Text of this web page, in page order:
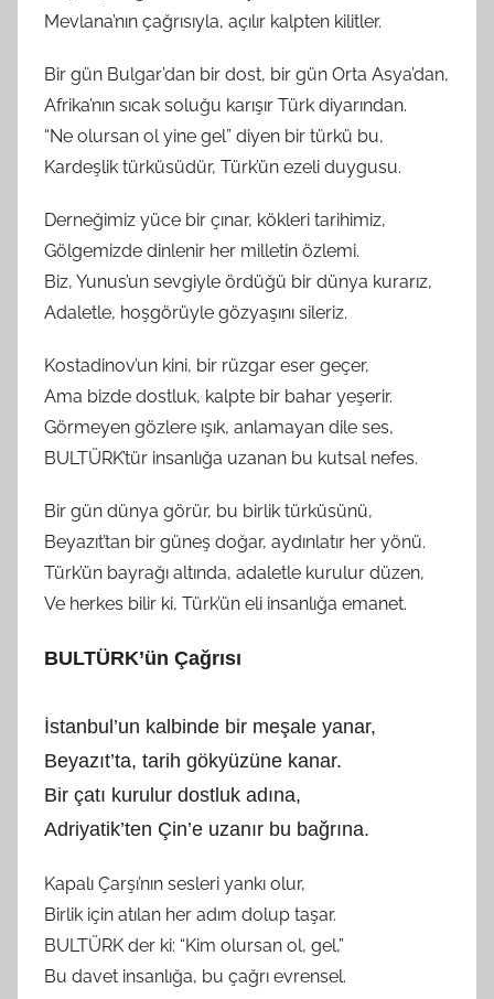
Mevlana’nın çağrısıyla, açılır kalpten kilitler.
Bir gün Bulgar’dan bir dost, bir gün Orta Asya’dan,
Afrika’nın sıcak soluğu karışır Türk diyarından.
“Ne olursan ol yine gel” diyen bir türkü bu,
Kardeşlik türküsüdür, Türk’ün ezeli duygusu.
Derneğimiz yüce bir çınar, kökleri tarihimiz,
Gölgemizde dinlenir her milletin özlemi.
Biz, Yunus’un sevgiyle ördüğü bir dünya kurarız,
Adaletle, hoşgörüyle gözyaşını sileriz.
Kostadinov’un kini, bir rüzgar eser geçer,
Ama bizde dostluk, kalpte bir bahar yeşerir.
Görmeyen gözlere ışık, anlamayan dile ses,
BULTÜRK’tür insanlığa uzanan bu kutsal nefes.
Bir gün dünya görür, bu birlik türküsünü,
Beyazıt’tan bir güneş doğar, aydınlatır her yönü.
Türk’ün bayrağı altında, adaletle kurulur düzen,
Ve herkes bilir ki, Türk’ün eli insanlığa emanet.
BULTÜRK’ün Çağrısı
İstanbul’un kalbinde bir meşale yanar,
Beyazıt’ta, tarih gökyüzüne kanar.
Bir çatı kurulur dostluk adına,
Adriyatik’ten Çin’e uzanır bu bağrına.
Kapalı Çarşı’nın sesleri yankı olur,
Birlik için atılan her adım dolup taşar.
BULTÜRK der ki: “Kim olursan ol, gel,”
Bu davet insanlığa, bu çağrı evrensel.